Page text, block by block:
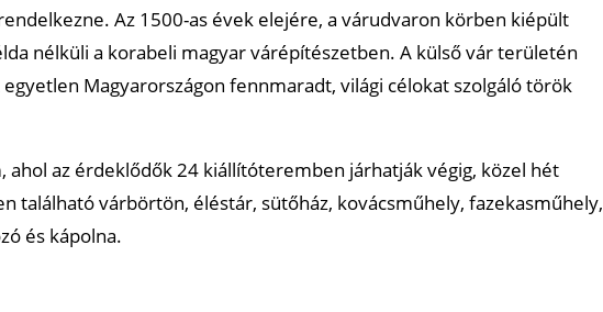
Az 1500-as évek elejére, a várudvaron körben kiépült
nélküli a korabeli magyar várépítészetben. A külső vár területén
Magyarországon fennmaradt, világi célokat szolgáló török
ahol az érdeklődők 24 kiállítóteremben járhatják végig, közel hét
található várbörtön, éléstár, sütőház, kovácsműhely, fazekasműhely,
és kápolna.